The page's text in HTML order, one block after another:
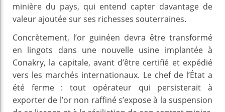
minière du pays, qui entend capter davantage de
valeur ajoutée sur ses richesses souterraines.
Concrètement, l’or guinéen devra être transformé
en lingots dans une nouvelle usine implantée à
Conakry, la capitale, avant d’être certifié et expédié
vers les marchés internationaux. Le chef de l’État a
été ferme : tout opérateur qui persisterait à
exporter de l’or non raffiné s’expose à la suspension